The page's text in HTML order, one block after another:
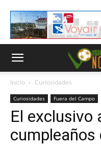
Inicio Curiosidades
Curiosidades Fuera del Campo
El exclusivo
cumpleaños